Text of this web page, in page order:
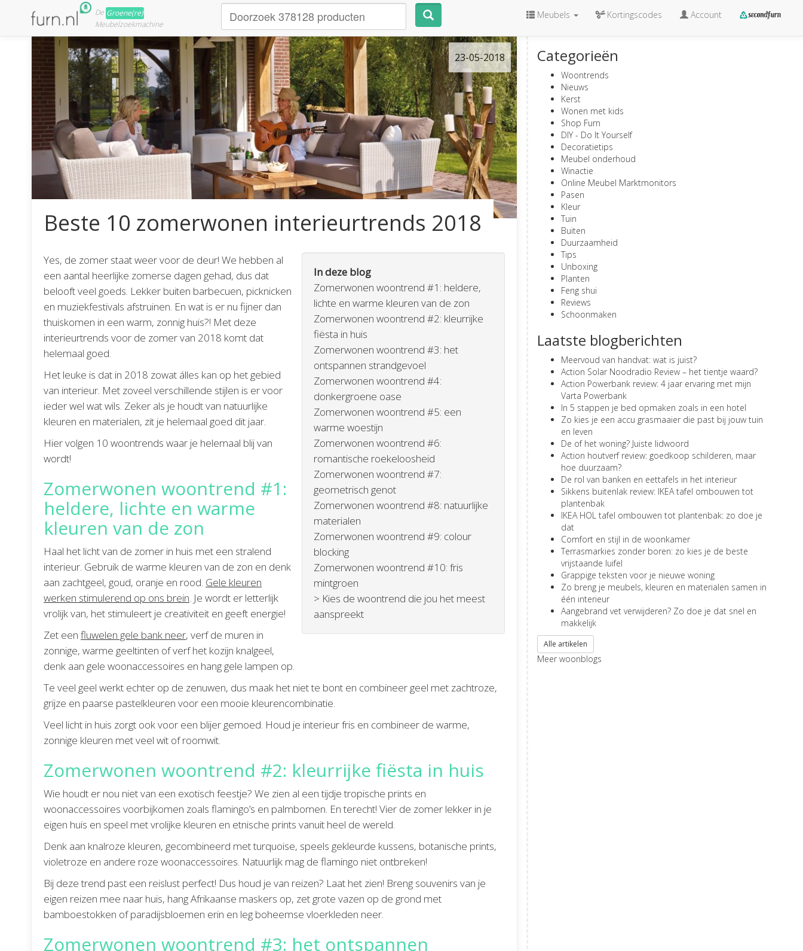
De Groene(re)
Meubelzoekmachine
Meubels Kortingscodes Account
Beste 10 zomerwonen interieurtrends 2018
23-05-2018
In deze blog
Zomerwonen woontrend #1: heldere,
lichte en warme kleuren van de zon
Zomerwonen woontrend #2: kleurrijke
fiësta in huis
Zomerwonen woontrend #3: het
ontspannen strandgevoel
Zomerwonen woontrend #4:
donkergroene oase
Zomerwonen woontrend #5: een
warme woestijn
Zomerwonen woontrend #6:
romantische roekeloosheid
Zomerwonen woontrend #7:
geometrisch genot
Zomerwonen woontrend #8: natuurlijke
materialen
Zomerwonen woontrend #9: colour
blocking
Zomerwonen woontrend #10: fris
mintgroen
> Kies de woontrend die jou het meest
aanspreekt
Yes, de zomer staat weer voor de deur! We hebben al
een aantal heerlijke zomerse dagen gehad, dus dat
belooft veel goeds. Lekker buiten barbecuen, picknicken
en muziekfestivals afstruinen. En wat is er nu fijner dan
thuiskomen in een warm, zonnig huis?! Met deze
interieurtrends voor de zomer van 2018 komt dat
helemaal goed.
Het leuke is dat in 2018 zowat álles kan op het gebied
van interieur. Met zoveel verschillende stijlen is er voor
ieder wel wat wils. Zeker als je houdt van natuurlijke
kleuren en materialen, zit je helemaal goed dit jaar.
Hier volgen 10 woontrends waar je helemaal blij van
wordt!
Zomerwonen woontrend #1:
heldere, lichte en warme
kleuren van de zon
Haal het licht van de zomer in huis met een stralend
interieur. Gebruik de warme kleuren van de zon en denk
aan zachtgeel, goud, oranje en rood. Gele kleuren
werken stimulerend op ons brein. Je wordt er letterlijk
vrolijk van, het stimuleert je creativiteit en geeft energie!
Zet een fluwelen gele bank neer, verf de muren in
zonnige, warme geeltinten of verf het kozijn knalgeel,
denk aan gele woonaccessoires en hang gele lampen op.
Te veel geel werkt echter op de zenuwen, dus maak het niet te bont en combineer geel met zachtroze,
grijze en paarse pastelkleuren voor een mooie kleurencombinatie.
Veel licht in huis zorgt ook voor een blijer gemoed. Houd je interieur fris en combineer de warme,
zonnige kleuren met veel wit of roomwit.
Zomerwonen woontrend #2: kleurrijke fiësta in huis
Wie houdt er nou niet van een exotisch feestje? We zien al een tijdje tropische prints en
woonaccessoires voorbijkomen zoals flamingo’s en palmbomen. En terecht! Vier de zomer lekker in je
eigen huis en speel met vrolijke kleuren en etnische prints vanuit heel de wereld.
Denk aan knalroze kleuren, gecombineerd met turquoise, speels gekleurde kussens, botanische prints,
violetroze en andere roze woonaccessoires. Natuurlijk mag de flamingo niet ontbreken!
Bij deze trend past een reislust perfect! Dus houd je van reizen? Laat het zien! Breng souvenirs van je
eigen reizen mee naar huis, hang Afrikaanse maskers op, zet grote vazen op de grond met
bamboestokken of paradijsbloemen erin en leg boheemse vloerkleden neer.
Zomerwonen woontrend #3: het ontspannen
Categorieën
Woontrends
Nieuws
Kerst
Wonen met kids
Shop Furn
DIY - Do It Yourself
Decoratietips
Meubel onderhoud
Winactie
Online Meubel Marktmonitors
Pasen
Kleur
Tuin
Buiten
Duurzaamheid
Tips
Unboxing
Planten
Feng shui
Reviews
Schoonmaken
Laatste blogberichten
Meervoud van handvat: wat is juist?
Action Solar Noodradio Review – het tientje waard?
Action Powerbank review: 4 jaar ervaring met mijn
Varta Powerbank
In 5 stappen je bed opmaken zoals in een hotel
Zo kies je een accu grasmaaier die past bij jouw tuin
en leven
De of het woning? Juiste lidwoord
Action houtverf review: goedkoop schilderen, maar
hoe duurzaam?
De rol van banken en eettafels in het interieur
Sikkens buitenlak review: IKEA tafel ombouwen tot
plantenbak
IKEA HOL tafel ombouwen tot plantenbak: zo doe je
dat
Comfort en stijl in de woonkamer
Terrasmarkies zonder boren: zo kies je de beste
vrijstaande luifel
Grappige teksten voor je nieuwe woning
Zo breng je meubels, kleuren en materialen samen in
één interieur
Aangebrand vet verwijderen? Zo doe je dat snel en
makkelijk
Alle artikelen
Meer woonblogs